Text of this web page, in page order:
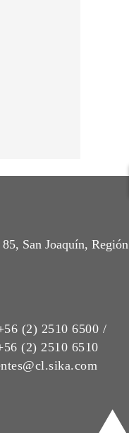
San Joaquín, Región
(2) 2510 6500 /
(2) 2510 6510